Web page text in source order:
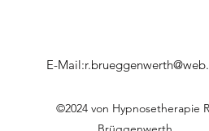
E-Mail:
©2024 von Hypnosetherapie